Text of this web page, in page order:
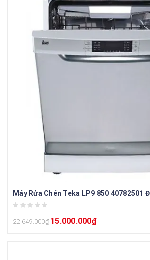
Máy Rửa Chén Teka LP9 850 40782501
22.649.000₫ 15.000.000₫